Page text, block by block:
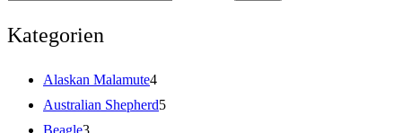
Kategorien
Alaskan Malamute4
Australian Shepherd5